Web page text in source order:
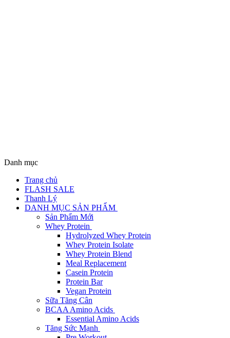
Danh mục
Trang chủ
FLASH SALE
Thanh Lý
DANH MỤC SẢN PHẨM
Sản Phẩm Mới
Whey Protein
Hydrolyzed Whey Protein
Whey Protein Isolate
Whey Protein Blend
Meal Replacement
Casein Protein
Protein Bar
Vegan Protein
Sữa Tăng Cân
BCAA Amino Acids
Essential Amino Acids
Tăng Sức Mạnh